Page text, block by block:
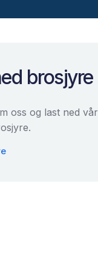
brosjyre
oss og last ned vår